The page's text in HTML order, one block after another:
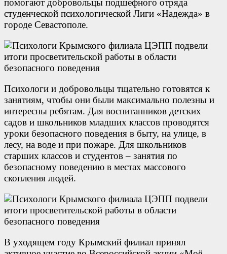
помогают добровольцы подшефного отряда
студенческой психологической Лиги «Надежда» в
городе Севастополе.
Психологи и добровольцы тщательно готовятся к
занятиям, чтобы они были максимально полезны и
интересны ребятам. Для воспитанников детских
садов и школьников младших классов проводятся
уроки безопасного поведения в быту, на улице, в
лесу, на воде и при пожаре. Для школьников
старших классов и студентов – занятия по
безопасному поведению в местах массового
скопления людей.
В уходящем году Крымский филиал принял